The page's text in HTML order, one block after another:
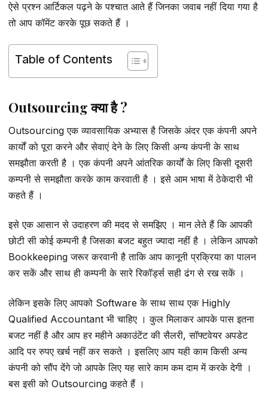
ऐसे प्रश्न आर्टिकल पढ़ने के पश्चात आते हैं जिनका जवाब नहीं दिया गया है
तो आप कॉमेंट करके पूछ सकते हैं ।
Table of Contents
Outsourcing क्या है ?
Outsourcing एक व्यावसायिक अभ्यास है जिसके अंदर एक कंपनी अपने
कार्यों को पूरा करने और सेवाएं देने के लिए किसी अन्य कंपनी के साथ
समझौता करती है । एक कंपनी अपने आंतरिक कार्यों के लिए किसी दूसरी
कम्पनी से समझौता करके काम करवाती है । इसे आम भाषा में ठेकेदारी भी
कहते हैं ।
इसे एक आसान से उदाहरण की मदद से समझिए । मान लेते हैं कि आपकी
छोटी सी कोई कम्पनी है जिसका बजट बहुत ज्यादा नहीं है । लेकिन आपको
Bookkeeping जरूर करवानी है ताकि आप कानूनी प्रक्रिया का पालन
कर सकें और साथ ही कम्पनी के सारे रिकॉर्ड्स सही ढंग से रख सकें ।
लेकिन इसके लिए आपको Software के साथ साथ एक Highly
Qualified Accountant भी चाहिए । कुल मिलाकर आपके पास इतना
बजट नहीं है और आप हर महीने अकाउंटेंट की सैलरी, सॉफ्टवेयर अपडेट
आदि पर रुपए खर्च नहीं कर सकते । इसलिए आप यही काम किसी अन्य
कंपनी को सौंप देंगे जो आपके लिए यह सारे काम कम दाम में करके देगी ।
बस इसी को Outsourcing कहते हैं ।